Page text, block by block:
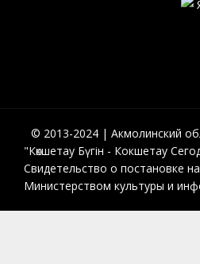
© 2013-2024 | Акмолинский
"Көкшетау Бүгін - Кокшетау
Свидетельство о постановке
Министерством культуры и